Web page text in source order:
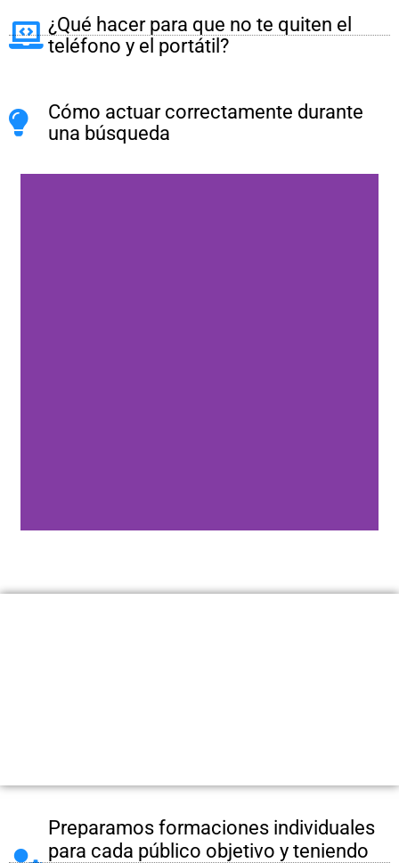
¿Qué hacer para que no te quiten el
teléfono y el portátil?
Cómo actuar correctamente durante
una búsqueda
Preparamos formaciones individuales
para cada público objetivo y teniendo